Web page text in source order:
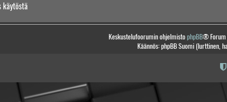
käytöstä
Keskustelufoorumin ohjelmistophpBB® Forum
Käännös: phpBB Suomi (lurttinen,